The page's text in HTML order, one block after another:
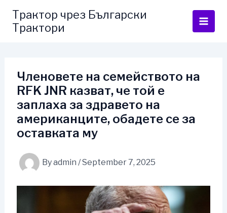
content
Трактор чрез Български
Трактори
Членовете на семейството на
RFK JNR казват, че той е
заплаха за здравето на
американците, обадете се за
оставката му
Byadmin /September 7, 2025